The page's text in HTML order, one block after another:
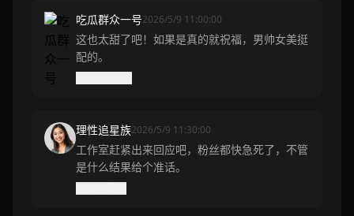
吃瓜群众一号2026/5/9 11:00:00
这也太甜了吧！如果是真的就祝福，男帅女美挺
配的。
理性追星族2026/5/9 11:30:00
工作室赶紧出来回应吧，粉丝都快急死了，不管
是什么结果给个准话。